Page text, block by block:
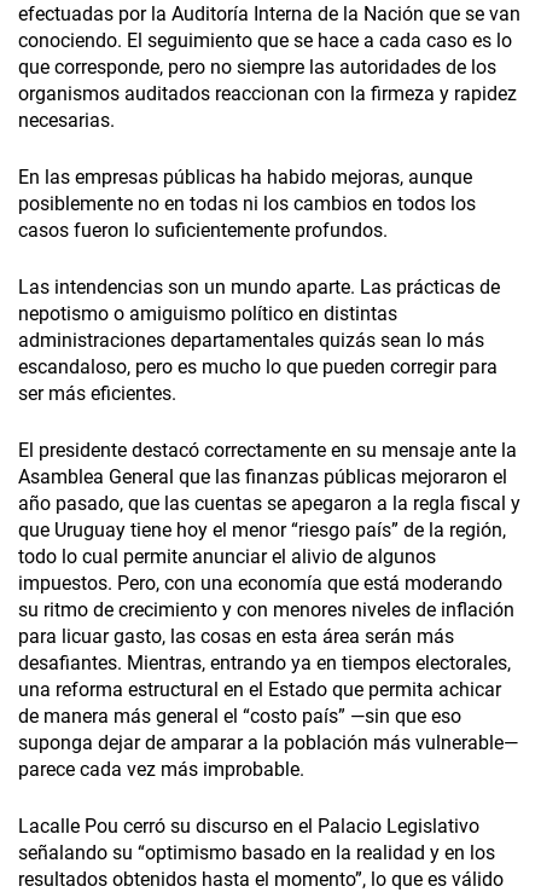
efectuadas por la Auditoría Interna de la Nación que se van
conociendo. El seguimiento que se hace a cada caso es lo
que corresponde, pero no siempre las autoridades de los
organismos auditados reaccionan con la firmeza y rapidez
necesarias.
En las empresas públicas ha habido mejoras, aunque
posiblemente no en todas ni los cambios en todos los
casos fueron lo suficientemente profundos.
Las intendencias son un mundo aparte. Las prácticas de
nepotismo o amiguismo político en distintas
administraciones departamentales quizás sean lo más
escandaloso, pero es mucho lo que pueden corregir para
ser más eficientes.
El presidente destacó correctamente en su mensaje ante la
Asamblea General que las finanzas públicas mejoraron el
año pasado, que las cuentas se apegaron a la regla fiscal y
que Uruguay tiene hoy el menor “riesgo país” de la región,
todo lo cual permite anunciar el alivio de algunos
impuestos. Pero, con una economía que está moderando
su ritmo de crecimiento y con menores niveles de inflación
para licuar gasto, las cosas en esta área serán más
desafiantes. Mientras, entrando ya en tiempos electorales,
una reforma estructural en el Estado que permita achicar
de manera más general el “costo país” —sin que eso
suponga dejar de amparar a la población más vulnerable—
parece cada vez más improbable.
Lacalle Pou cerró su discurso en el Palacio Legislativo
señalando su “optimismo basado en la realidad y en los
resultados obtenidos hasta el momento”, lo que es válido